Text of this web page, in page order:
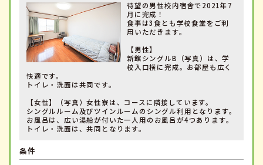
待望の男性校内宿舎で2021年7
月に完成！
食事は3食とも学校食堂をご利
用いただきます。
【男性】
新館シングルB（写真）は、学
校入口横に完成。お部屋も広く
快適です。
トイレ・洗面は共同です。
【女性】（写真）女性寮は、コースに隣接しています。
シングルルーム及びツインルームのシングル利用となります。
お風呂は、広い湯船が付いた一人用のお風呂が4つあります。
トイレ・洗面は、共同となります。
条件